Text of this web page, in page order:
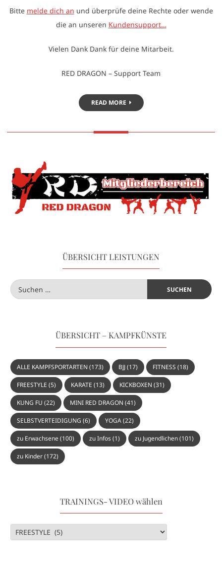
Bitte melde dich an und überprüfe deine Rechte oder wende
die an unseren Kundensupport…
Vielen Dank Dank für deine Mitarbeit.
RED DRAGON – Support Team
READ MORE
ÜBERSICHT LEISTUNGEN
ÜBERSICHT – KAMPFKÜNSTE
ALLE KAMPFSPORTARTEN (173) BJJ(17) FITNESS (18)
FREESTYLE (5) KARATE (13) KICKBOXEN (31)
KUNG FU (22) MINI RED DRAGON (41)
SELBSTVERTEIDIGUNG (6) YOGA(22)
zu Erwachsene(100) zu Infos(1) zu Jugendlichen(101)
zu Kinder(172)
TRAININGS- VIDEO wählen